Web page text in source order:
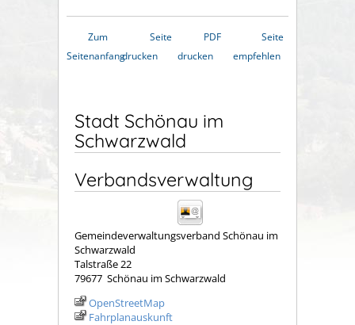
Zum
Seitenanfang
Seite
drucken
PDF
drucken
Seite
empfehlen
Stadt Schönau im
Schwarzwald
Verbandsverwaltung
Gemeindeverwaltungsverband Schönau im
Schwarzwald
Talstraße 22
79677 Schönau im Schwarzwald
OpenStreetMap
Fahrplanauskunft